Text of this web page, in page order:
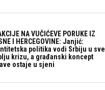
NA VUČIĆEVE PORUKE IZ
I HERCEGOVINE: Janjić:
politika vodi Srbiju u sve
krizu, a građanski koncept
ostaje u sjeni